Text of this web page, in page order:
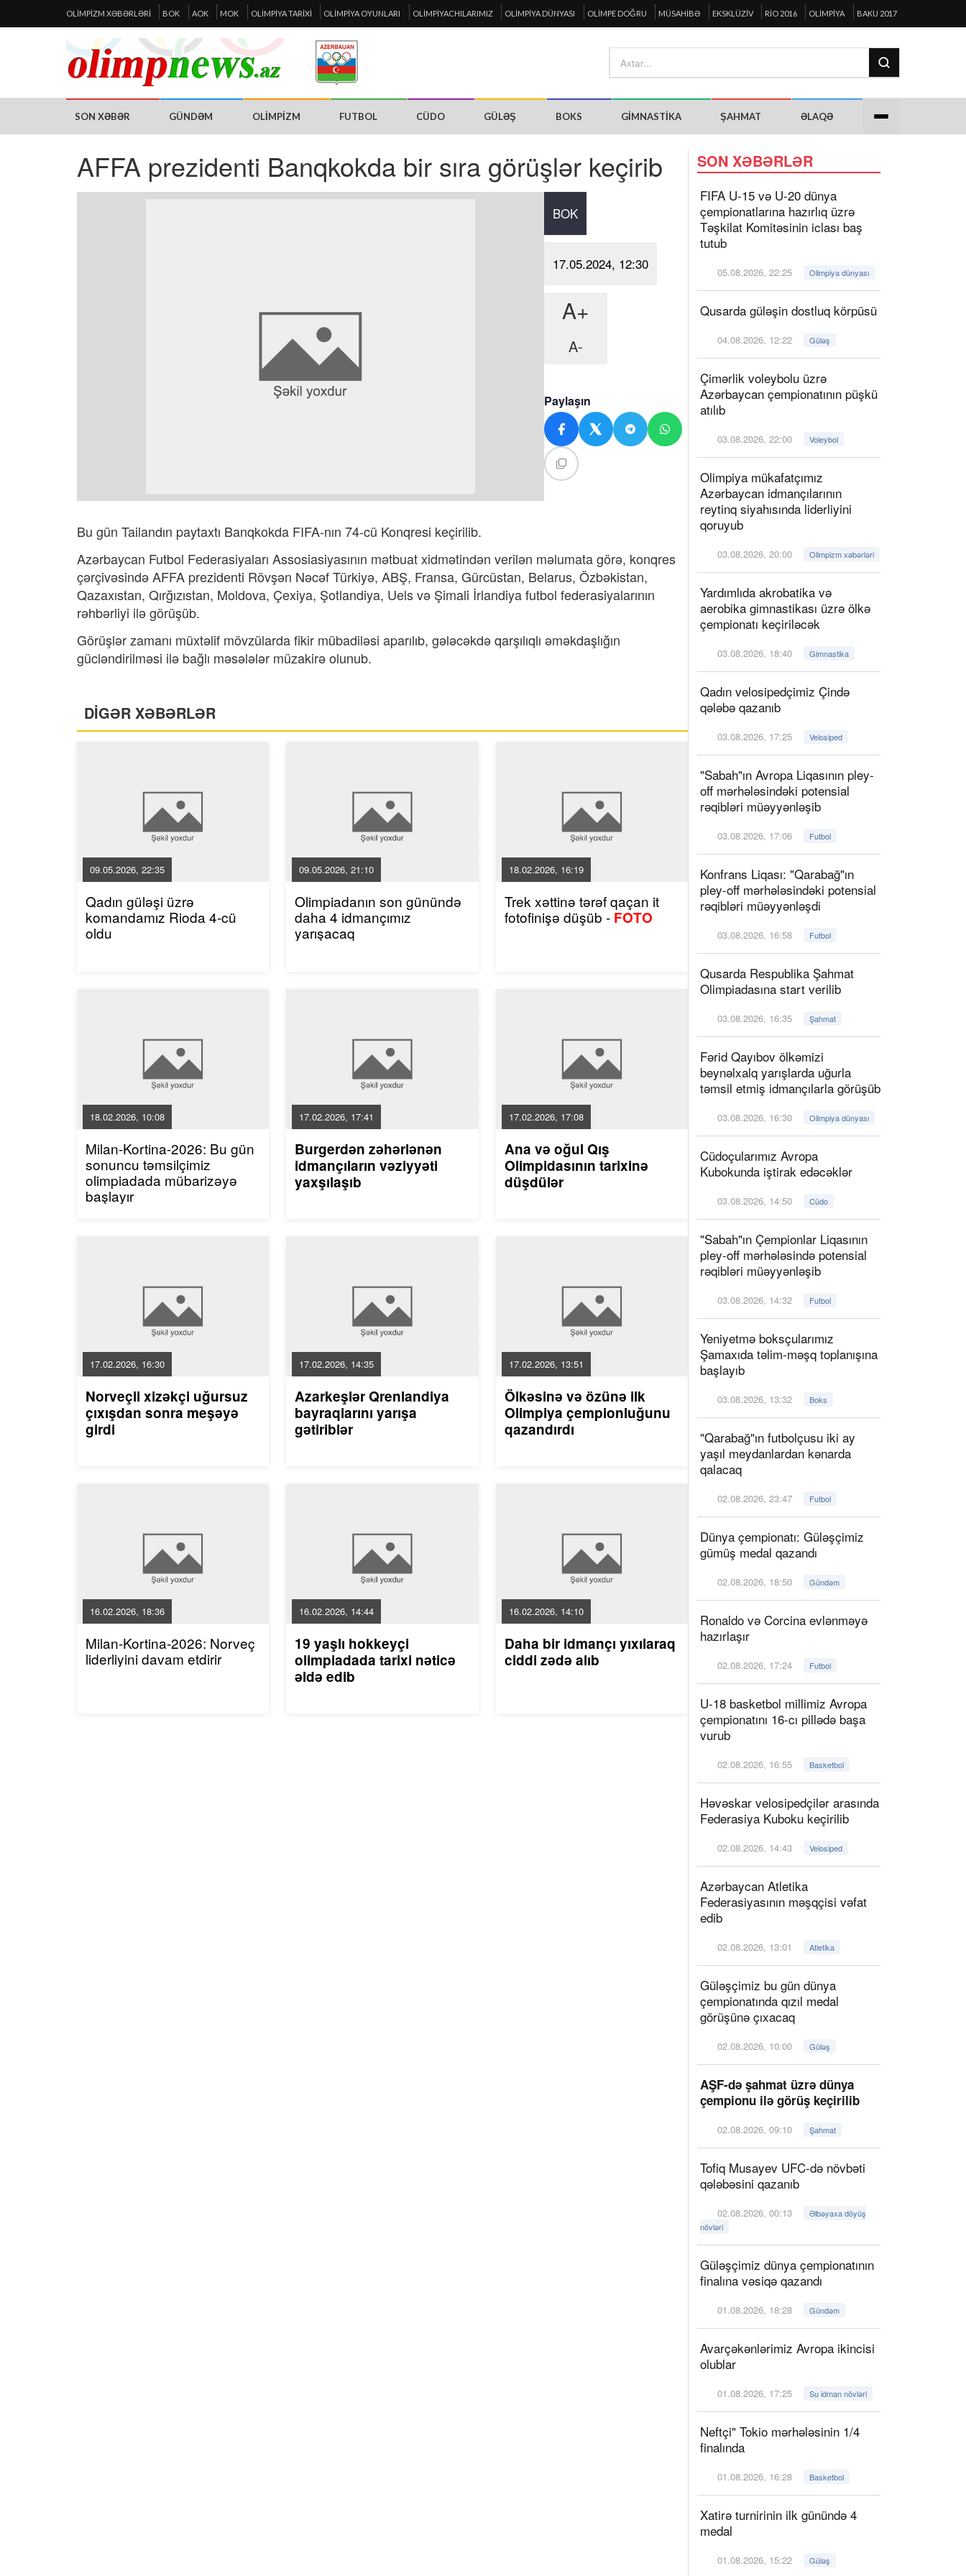
OLIMPIZM XƏBƏRLƏRI BOK AOK MOK OLIMPIYA TARIXI OLIMPIYA OYUNLARI OLIMPIYACHILARIMIZ OLIMPIYA DÜNYASI OLIMPE DOĞRU MÜSAHIBƏ EKSKLÜZIV RIO 2016 OLIMPIYA BAKU 2017
SON XƏBƏR GÜNDƏM OLIMPIZM FUTBOL CÜDO GÜLƏŞ BOKS GIMNASTIKA ŞAHMAT ƏLAQƏ
AFFA prezidenti Banqkokda bir sıra görüşlər keçirib
BOK
17.05.2024, 12:30
A+
A-
Paylaşın
Bu gün Tailandın paytaxtı Banqkokda FIFA-nın 74-cü Konqresi keçirilib.
Azərbaycan Futbol Federasiyaları Assosiasiyasının mətbuat xidmətindən verilən məlumata görə, konqres
çərçivəsində AFFA prezidenti Rövşən Nəcəf Türkiyə, ABŞ, Fransa, Gürcüstan, Belarus, Özbəkistan,
Qazaxıstan, Qırğızıstan, Moldova, Çexiya, Şotlandiya, Uels və Şimali İrlandiya futbol federasiyalarının
rəhbərliyi ilə görüşüb.
Görüşlər zamanı müxtəlif mövzülarda fikir mübadiləsi aparılıb, gələcəkdə qarşılıqlı əməkdaşlığın
gücləndirilməsi ilə bağlı məsələlər müzakirə olunub.
DİGƏR XƏBƏRLƏR
09.05.2026, 22:35
Qadın güləşi üzrə
komandamız Rioda 4-cü
oldu
09.05.2026, 21:10
Olimpiadanın son günündə
daha 4 idmançımız
yarışacaq
18.02.2026, 16:19
Trek xəttinə tərəf qaçan it
fotofinişə düşüb - FOTO
18.02.2026, 10:08
Milan-Kortina-2026: Bu gün
sonuncu təmsilçimiz
olimpiadada mübarizəyə
başlayır
17.02.2026, 17:41
Burgerdən zəhərlənən
idmançıların vəziyyəti
yaxşılaşıb
17.02.2026, 17:08
Ana və oğul Qış
Olimpidasının tarixinə
düşdülər
17.02.2026, 16:30
Norveçli xizəkçi uğursuz
çıxışdan sonra meşəyə
girdi
17.02.2026, 14:35
Azarkeşlər Qrenlandiya
bayraqlarını yarışa
gətiriblər
17.02.2026, 13:51
Ölkəsinə və özünə ilk
Olimpiya çempionluğunu
qazandırdı
16.02.2026, 18:36
Milan-Kortina-2026: Norveç
liderliyini davam etdirir
16.02.2026, 14:44
19 yaşlı hokkeyçi
olimpiadada tarixi nəticə
əldə edib
16.02.2026, 14:10
Daha bir idmançı yıxılaraq
ciddi zədə alıb
SON XƏBƏRLƏR
FIFA U-15 və U-20 dünya
çempionatlarına hazırlıq üzrə
Təşkilat Komitəsinin iclası baş
tutub
05.08.2026, 22:25 Olimpiya dünyası
Qusarda güləşin dostluq körpüsü
04.08.2026, 12:22 Güləş
Çimərlik voleybolu üzrə
Azərbaycan çempionatının püşkü
atılıb
03.08.2026, 22:00 Voleybol
Olimpiya mükafatçımız
Azərbaycan idmançılarının
reytinq siyahısında liderliyini
qoruyub
03.08.2026, 20:00 Olimpizm xəbərləri
Yardımlıda akrobatika və
aerobika gimnastikası üzrə ölkə
çempionatı keçiriləcək
03.08.2026, 18:40 Gimnastika
Qadın velosipedçimiz Çində
qələbə qazanıb
03.08.2026, 17:25 Velosiped
"Sabah"ın Avropa Liqasının pley-
off mərhələsindəki potensial
rəqibləri müəyyənləşib
03.08.2026, 17:06 Futbol
Konfrans Liqası: "Qarabağ"ın
pley-off mərhələsindəki potensial
rəqibləri müəyyənləşdi
03.08.2026, 16:58 Futbol
Qusarda Respublika Şahmat
Olimpiadasına start verilib
03.08.2026, 16:35 Şahmat
Fərid Qayıbov ölkəmizi
beynəlxalq yarışlarda uğurla
təmsil etmiş idmançılarla görüşüb
03.08.2026, 16:30 Olimpiya dünyası
Cüdoçularımız Avropa
Kubokunda iştirak edəcəklər
03.08.2026, 14:50 Cüdo
"Sabah"ın Çempionlar Liqasının
pley-off mərhələsində potensial
rəqibləri müəyyənləşib
03.08.2026, 14:32 Futbol
Yeniyetmə boksçularımız
Şamaxıda təlim-məşq toplanışına
başlayıb
03.08.2026, 13:32 Boks
"Qarabağ"ın futbolçusu iki ay
yaşıl meydanlardan kənarda
qalacaq
02.08.2026, 23:47 Futbol
Dünya çempionatı: Güləşçimiz
gümüş medal qazandı
02.08.2026, 18:50 Gündəm
Ronaldo və Corcina evlənməyə
hazırlaşır
02.08.2026, 17:24 Futbol
U-18 basketbol millimiz Avropa
çempionatını 16-cı pillədə başa
vurub
02.08.2026, 16:55 Basketbol
Həvəskar velosipedçilər arasında
Federasiya Kuboku keçirilib
02.08.2026, 14:43 Velosiped
Azərbaycan Atletika
Federasiyasının məşqçisi vəfat
edib
02.08.2026, 13:01 Atletika
Güləşçimiz bu gün dünya
çempionatında qızıl medal
görüşünə çıxacaq
02.08.2026, 10:00 Güləş
AŞF-də şahmat üzrə dünya
çempionu ilə görüş keçirilib
02.08.2026, 09:10 Şahmat
Tofiq Musayev UFC-də növbəti
qələbəsini qazanıb
02.08.2026, 00:13
Əlbəyaxa döyüş
növləri
Güləşçimiz dünya çempionatının
finalına vəsiqə qazandı
01.08.2026, 18:28 Gündəm
Avarçəkənlərimiz Avropa ikincisi
olublar
01.08.2026, 17:25 Su idman növləri
Neftçi" Tokio mərhələsinin 1/4
finalında
01.08.2026, 16:28 Basketbol
Xatirə turnirinin ilk günündə 4
medal
01.08.2026, 15:22 Güləş